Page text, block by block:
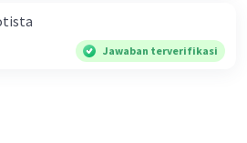
Jawaban terverifikasi